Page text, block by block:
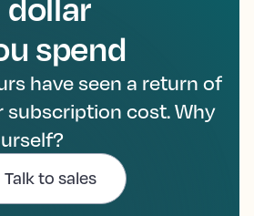
spend
have seen a return of
cost. Why
Talk to sales